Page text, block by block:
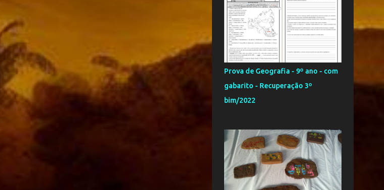
agosto
8
junho
2
maio
5
abril
9
fevereiro
dezembro
1
novembro
outubro
7
setembro
10
Prova de Geografia - 9º ano - com
gabarito - Recuperação 3º
bim/2022